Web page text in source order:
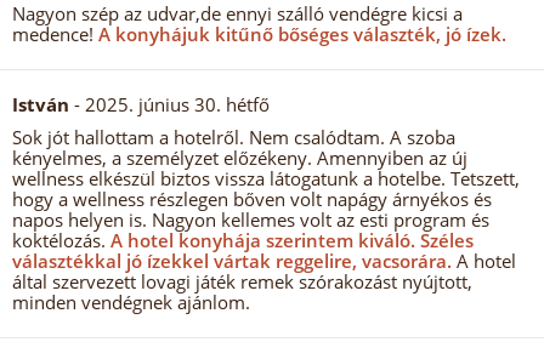
Nagyon szép az udvar,de ennyi szálló vendégre kicsi a
medence! A konyhájuk kitűnő bőséges választék, jó ízek.
István - 2025. június 30. hétfő
Sok jót hallottam a hotelről. Nem csalódtam. A szoba
kényelmes, a személyzet előzékeny. Amennyiben az új
wellness elkészül biztos vissza látogatunk a hotelbe. Tetszett,
hogy a wellness részlegen bőven volt napágy árnyékos és
napos helyen is. Nagyon kellemes volt az esti program és
koktélozás. A hotel konyhája szerintem kiváló. Széles
választékkal jó ízekkel vártak reggelire, vacsorára. A hotel
által szervezett lovagi játék remek szórakozást nyújtott,
minden vendégnek ajánlom.